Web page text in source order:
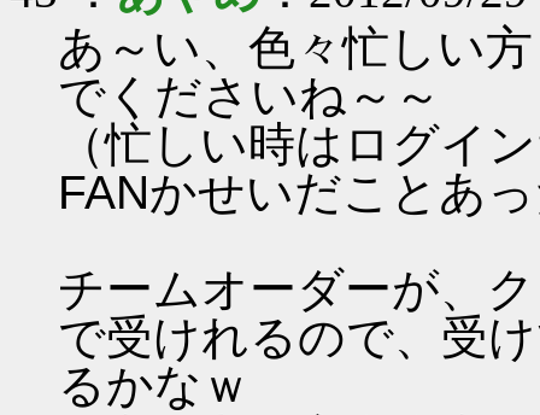
あ～い、色々忙しい
でくださいね～～
（忙しい時はログイ
FANかせいだことあ
チームオーダーが、
で受けれるので、受
るかなｗ